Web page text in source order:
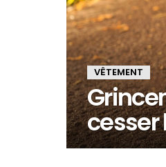
VÊTEMENT
cesser